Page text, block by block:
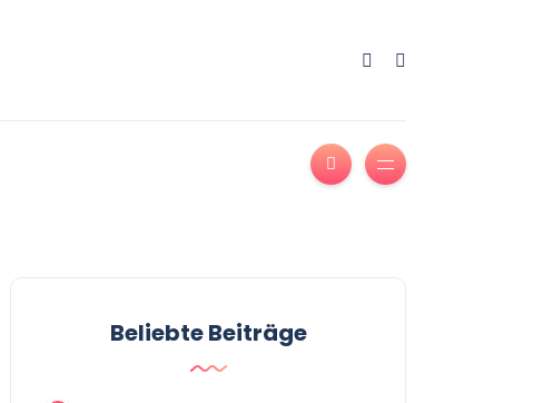
Beliebte Beiträge